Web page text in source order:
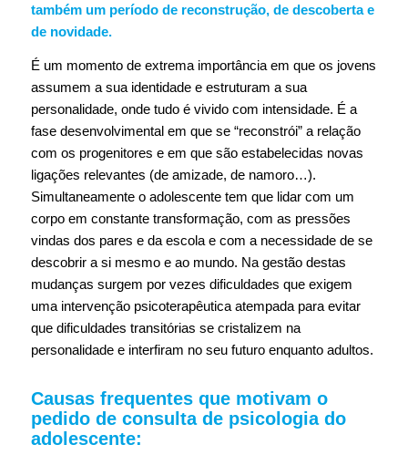
também um período de reconstrução, de descoberta e
de novidade.
É um momento de extrema importância em que os jovens
assumem a sua identidade e estruturam a sua
personalidade, onde tudo é vivido com intensidade. É a
fase desenvolvimental em que se “reconstrói” a relação
com os progenitores e em que são estabelecidas novas
ligações relevantes (de amizade, de namoro…).
Simultaneamente o adolescente tem que lidar com um
corpo em constante transformação, com as pressões
vindas dos pares e da escola e com a necessidade de se
descobrir a si mesmo e ao mundo. Na gestão destas
mudanças surgem por vezes dificuldades que exigem
uma intervenção psicoterapêutica atempada para evitar
que dificuldades transitórias se cristalizem na
personalidade e interfiram no seu futuro enquanto adultos.
Causas frequentes que motivam o
pedido de consulta de psicologia do
adolescente: